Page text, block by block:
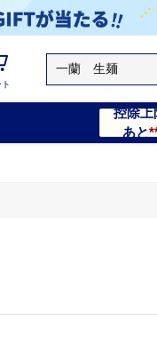
控除上
あと